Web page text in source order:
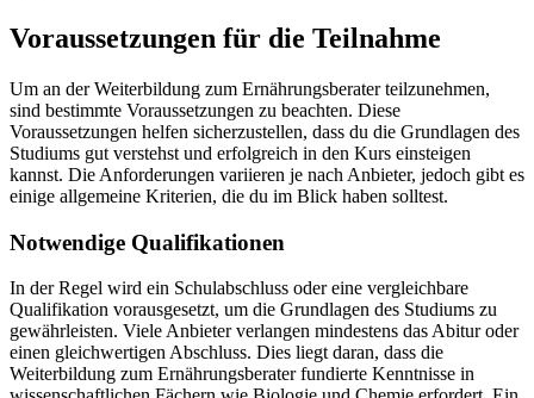
Voraussetzungen für die Teilnahme
Um an der Weiterbildung zum Ernährungsberater teilzunehmen,
sind bestimmte Voraussetzungen zu beachten. Diese
Voraussetzungen helfen sicherzustellen, dass du die Grundlagen des
Studiums gut verstehst und erfolgreich in den Kurs einsteigen
kannst. Die Anforderungen variieren je nach Anbieter, jedoch gibt es
einige allgemeine Kriterien, die du im Blick haben solltest.
Notwendige Qualifikationen
In der Regel wird ein Schulabschluss oder eine vergleichbare
Qualifikation vorausgesetzt, um die Grundlagen des Studiums zu
gewährleisten. Viele Anbieter verlangen mindestens das Abitur oder
einen gleichwertigen Abschluss. Dies liegt daran, dass die
Weiterbildung zum Ernährungsberater fundierte Kenntnisse in